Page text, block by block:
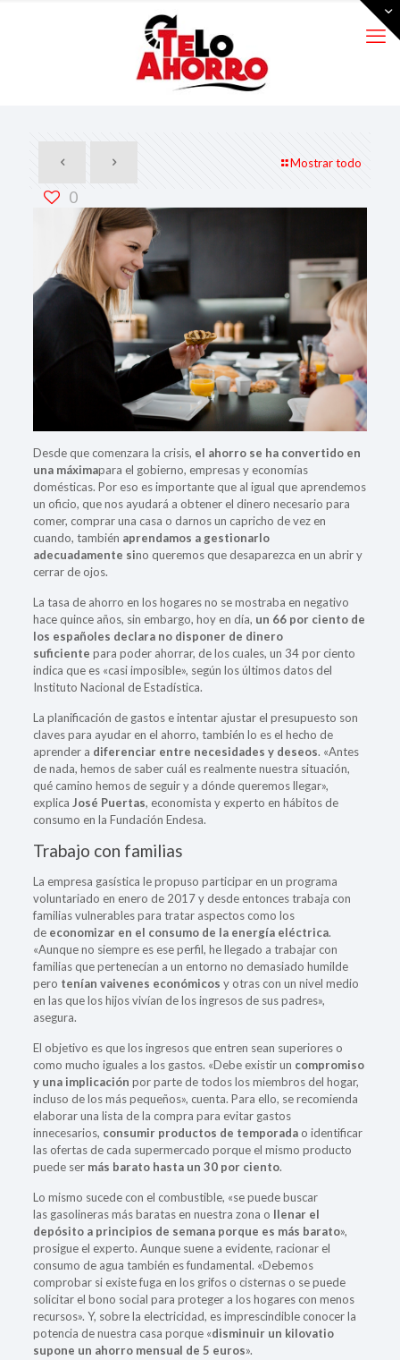
Mostrar todo
0
Desde que comenzara la crisis, el ahorro se ha convertido en
una máximapara el gobierno, empresas y economías
domésticas. Por eso es importante que al igual que aprendemos
un oficio, que nos ayudará a obtener el dinero necesario para
comer, comprar una casa o darnos un capricho de vez en
cuando, también aprendamos a gestionarlo
adecuadamente sino queremos que desaparezca en un abrir y
cerrar de ojos.
La tasa de ahorro en los hogares no se mostraba en negativo
hace quince años, sin embargo, hoy en día, un 66 por ciento de
los españoles declara no disponer de dinero
suficiente para poder ahorrar, de los cuales, un 34 por ciento
indica que es «casi imposible», según los últimos datos del
Instituto Nacional de Estadística.
La planificación de gastos e intentar ajustar el presupuesto son
claves para ayudar en el ahorro, también lo es el hecho de
aprender a diferenciar entre necesidades y deseos. «Antes
de nada, hemos de saber cuál es realmente nuestra situación,
qué camino hemos de seguir y a dónde queremos llegar»,
explica José Puertas, economista y experto en hábitos de
consumo en la Fundación Endesa.
Trabajo con familias
La empresa gasística le propuso participar en un programa
voluntariado en enero de 2017 y desde entonces trabaja con
familias vulnerables para tratar aspectos como los
de economizar en el consumo de la energía eléctrica.
«Aunque no siempre es ese perfil, he llegado a trabajar con
familias que pertenecían a un entorno no demasiado humilde
pero tenían vaivenes económicos y otras con un nivel medio
en las que los hijos vivían de los ingresos de sus padres»,
asegura.
El objetivo es que los ingresos que entren sean superiores o
como mucho iguales a los gastos. «Debe existir un compromiso
y una implicación por parte de todos los miembros del hogar,
incluso de los más pequeños», cuenta. Para ello, se recomienda
elaborar una lista de la compra para evitar gastos
innecesarios, consumir productos de temporadao identificar
las ofertas de cada supermercado porque el mismo producto
puede ser más barato hasta un 30 por ciento.
Lo mismo sucede con el combustible, «se puede buscar
las gasolineras más baratas en nuestra zona o llenar el
depósito a principios de semana porque es más barato»,
prosigue el experto. Aunque suene a evidente, racionar el
consumo de agua también es fundamental. «Debemos
comprobar si existe fuga en los grifos o cisternas o se puede
solicitar el bono social para proteger a los hogares con menos
recursos». Y, sobre la electricidad, es imprescindible conocer la
potencia de nuestra casa porque «disminuir un kilovatio
supone un ahorro mensual de 5 euros».